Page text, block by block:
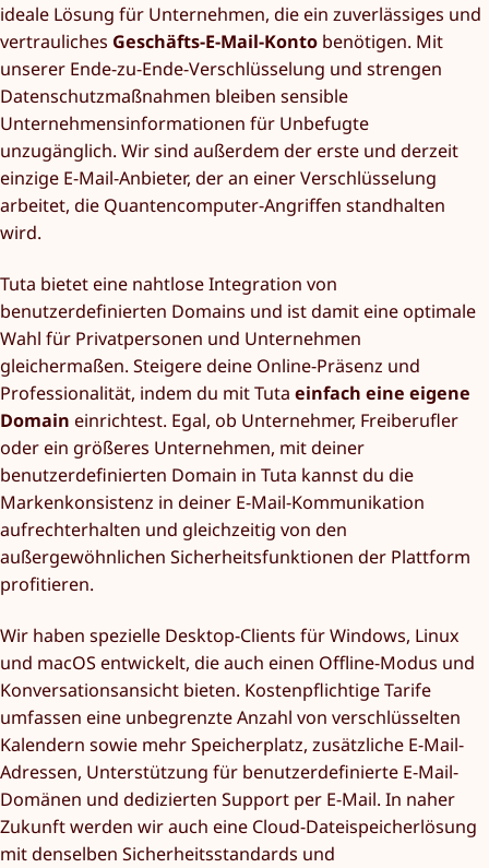
ideale Lösung für Unternehmen, die ein zuverlässiges und
vertrauliches Geschäfts-E-Mail-Konto benötigen. Mit
unserer Ende-zu-Ende-Verschlüsselung und strengen
Datenschutzmaßnahmen bleiben sensible
Unternehmensinformationen für Unbefugte
unzugänglich. Wir sind außerdem der erste und derzeit
einzige E-Mail-Anbieter, der an einer Verschlüsselung
arbeitet, die Quantencomputer-Angriffen standhalten
wird.
Tuta bietet eine nahtlose Integration von
benutzerdefinierten Domains und ist damit eine optimale
Wahl für Privatpersonen und Unternehmen
gleichermaßen. Steigere deine Online-Präsenz und
Professionalität, indem du mit Tuta einfach eine eigene
Domain einrichtest. Egal, ob Unternehmer, Freiberufler
oder ein größeres Unternehmen, mit deiner
benutzerdefinierten Domain in Tuta kannst du die
Markenkonsistenz in deiner E-Mail-Kommunikation
aufrechterhalten und gleichzeitig von den
außergewöhnlichen Sicherheitsfunktionen der Plattform
profitieren.
Wir haben spezielle Desktop-Clients für Windows, Linux
und macOS entwickelt, die auch einen Offline-Modus und
Konversationsansicht bieten. Kostenpflichtige Tarife
umfassen eine unbegrenzte Anzahl von verschlüsselten
Kalendern sowie mehr Speicherplatz, zusätzliche E-Mail-
Adressen, Unterstützung für benutzerdefinierte E-Mail-
Domänen und dedizierten Support per E-Mail. In naher
Zukunft werden wir auch eine Cloud-Dateispeicherlösung
mit denselben Sicherheitsstandards und